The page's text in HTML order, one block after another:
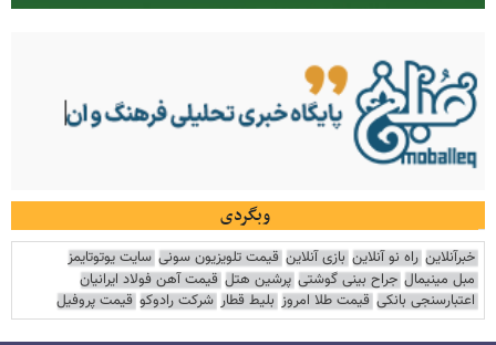
وبگردی
خبرآنلاین راه نو آنلاین بازی آنلاین قیمت تلویزیون سونی سایت یوتوتایمز
مبل مینیمال جراح بینی گوشتی پرشین هتل قیمت آهن فولاد ایرانیان
اعتبارسنجی بانکی قیمت طلا امروز بلیط قطار شرکت رادوکو قیمت پروفیل